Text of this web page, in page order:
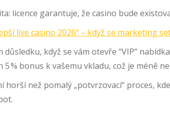
licence garantuje, že casino bude
live casino 2026“ – když se marketing
důsledku, když se vám otevře “VIP”
% bonus k vašemu vkladu, což je méně
horší než pomalý „potvrzovací“ proces,